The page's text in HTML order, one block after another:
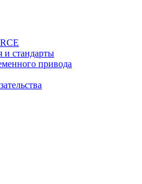
и стандарты
привода